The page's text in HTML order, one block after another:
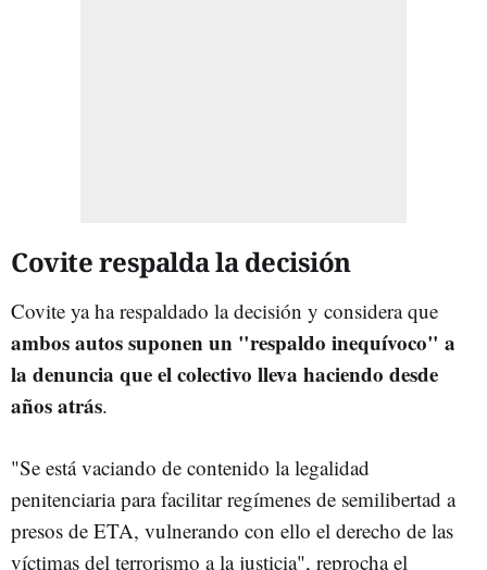
Covite respalda la decisión
Covite ya ha respaldado la decisión y considera que
ambos autos suponen un "respaldo inequívoco" a
la denuncia que el colectivo lleva haciendo desde
años atrás.
"Se está vaciando de contenido la legalidad
penitenciaria para facilitar regímenes de semilibertad a
presos de ETA, vulnerando con ello el derecho de las
víctimas del terrorismo a la justicia", reprocha el